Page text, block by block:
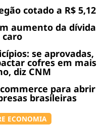
cotado a R$ 5,12
aumento da dívida
caro
se aprovadas,
cofres em mais
diz CNM
para abrir
brasileiras
ECONOMIA